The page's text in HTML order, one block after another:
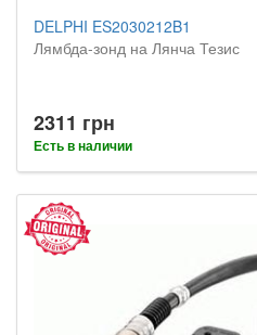
DELPHI ES2030212B1
Лямбда-зонд на Лянча Тезис
2311 грн
Есть в наличии